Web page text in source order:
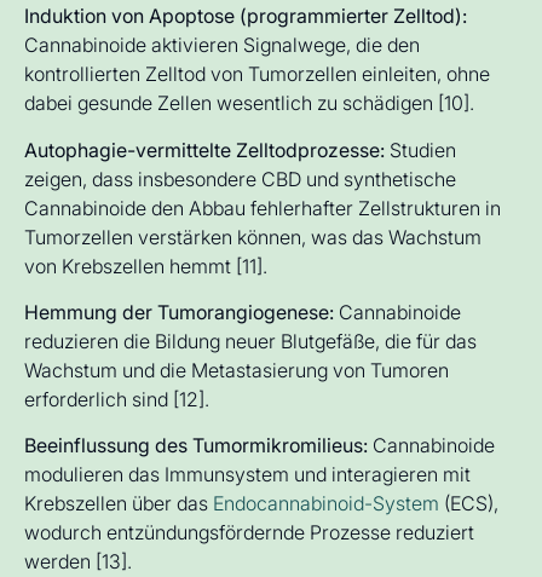
Induktion von Apoptose (programmierter Zelltod):
Cannabinoide aktivieren Signalwege, die den
kontrollierten Zelltod von Tumorzellen einleiten, ohne
dabei gesunde Zellen wesentlich zu schädigen [10].
Autophagie-vermittelte Zelltodprozesse: Studien
zeigen, dass insbesondere CBD und synthetische
Cannabinoide den Abbau fehlerhafter Zellstrukturen in
Tumorzellen verstärken können, was das Wachstum
von Krebszellen hemmt [11].
Hemmung der Tumorangiogenese: Cannabinoide
reduzieren die Bildung neuer Blutgefäße, die für das
Wachstum und die Metastasierung von Tumoren
erforderlich sind [12].
Beeinflussung des Tumormikromilieus: Cannabinoide
modulieren das Immunsystem und interagieren mit
Krebszellen über das Endocannabinoid-System (ECS),
wodurch entzündungsfördernde Prozesse reduziert
werden [13].